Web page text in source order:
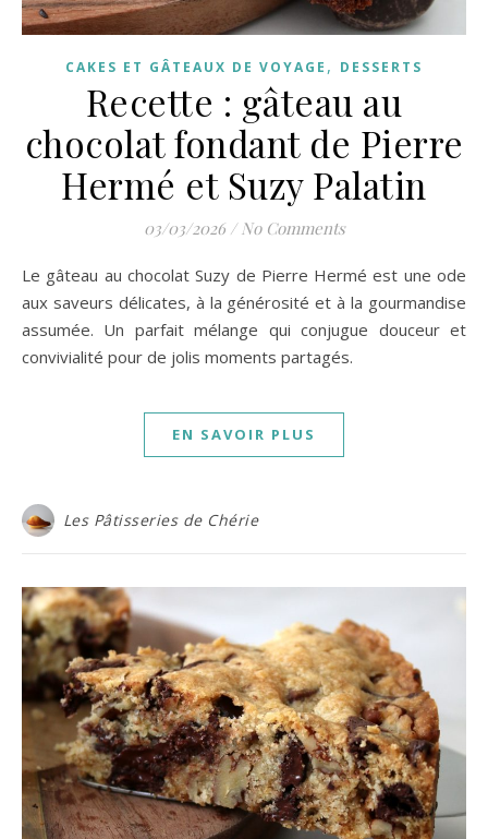
CAKES ET GÂTEAUX DE VOYAGE , DESSERTS
Recette : gâteau au
chocolat fondant de Pierre
Hermé et Suzy Palatin
03/03/2026 / No Comments
Le gâteau au chocolat Suzy de Pierre Hermé est une ode
aux saveurs délicates, à la générosité et à la gourmandise
assumée. Un parfait mélange qui conjugue douceur et
convivialité pour de jolis moments partagés.
EN SAVOIR PLUS
Les Pâtisseries de Chérie